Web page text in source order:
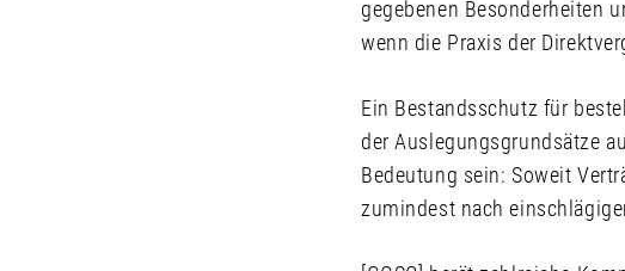
gegebenen Besonderheiten
wenn die Praxis der
Ein Bestandsschutz für
der Auslegungsgrundsätze
Bedeutung sein: Soweit
zumindest nach